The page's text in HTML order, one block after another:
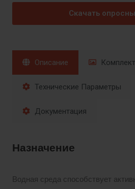
Скачать
Описание
Технические Параметры
Документация
Назначение
Водная среда способствует